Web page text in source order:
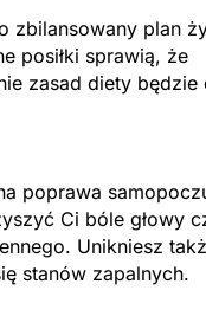
zbilansowany plan
posiłki sprawią, że
zasad diety będzie
poprawa
Ci bóle głowy
Unikniesz
stanów zapalnych.